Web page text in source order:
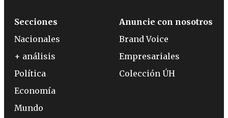
Secciones
Nacionales
+ análisis
Política
Economía
Mundo
Anuncie con nosotros
Brand Voice
Empresariales
Colección ÚH